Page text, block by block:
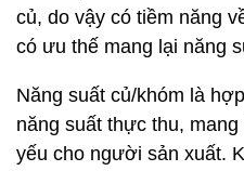
củ, do vậy có tiềm năng
có ưu thế mang lại năng
Năng suất củ/khóm là
năng suất thực thu,
yếu cho người sản xuất.